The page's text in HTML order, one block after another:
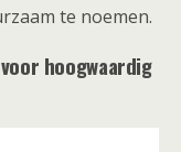
te noemen.
hoogwaardig